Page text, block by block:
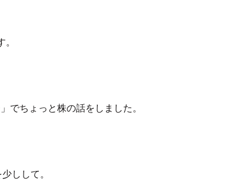
でちょっと株の話をしました。
しして。